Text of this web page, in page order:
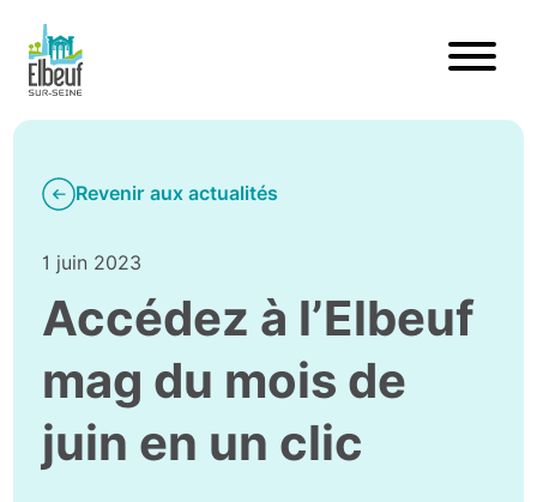
Revenir aux actualités
1 juin 2023
Accédez à l’Elbeuf
mag du mois de
juin en un clic